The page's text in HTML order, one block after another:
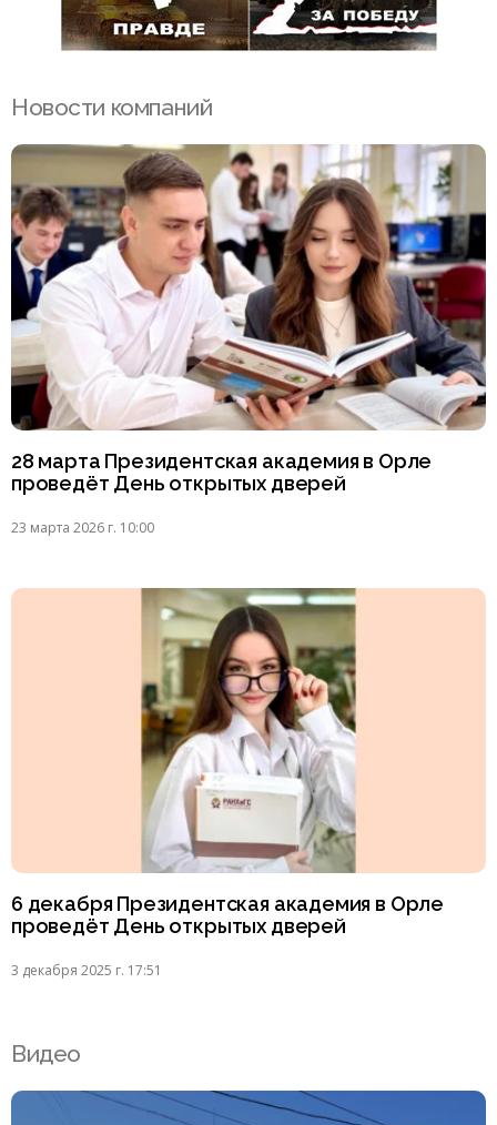
Новости компаний
28 марта Президентская академия в Орле
проведёт День открытых дверей
23 марта 2026 г. 10:00
6 декабря Президентская академия в Орле
проведёт День открытых дверей
3 декабря 2025 г. 17:51
Видео